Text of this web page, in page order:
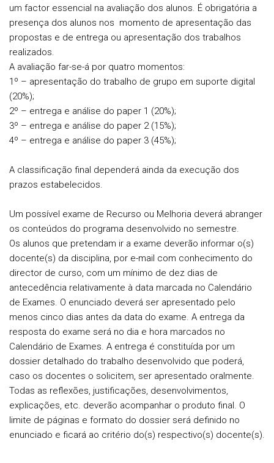
um factor essencial na avaliação dos alunos. É obrigatória a
presença dos alunos nos momento de apresentação das
propostas e de entrega ou apresentação dos trabalhos
realizados.
A avaliação far-se-á por quatro momentos:
1º – apresentação do trabalho de grupo em suporte digital
(20%);
2º – entrega e análise do paper 1 (20%);
3º – entrega e análise do paper 2 (15%);
4º – entrega e análise do paper 3 (45%);
A classificação final dependerá ainda da execução dos
prazos estabelecidos.
Um possível exame de Recurso ou Melhoria deverá abranger
os conteúdos do programa desenvolvido no semestre.
Os alunos que pretendam ir a exame deverão informar o(s)
docente(s) da disciplina, por e-mail com conhecimento do
director de curso, com um mínimo de dez dias de
antecedência relativamente à data marcada no Calendário
de Exames. O enunciado deverá ser apresentado pelo
menos cinco dias antes da data do exame. A entrega da
resposta do exame será no dia e hora marcados no
Calendário de Exames. A entrega é constituída por um
dossier detalhado do trabalho desenvolvido que poderá,
caso os docentes o solicitem, ser apresentado oralmente.
Todas as reflexões, justificações, desenvolvimentos,
explicações, etc. deverão acompanhar o produto final. O
limite de páginas e formato do dossier será definido no
enunciado e ficará ao critério do(s) respectivo(s) docente(s).